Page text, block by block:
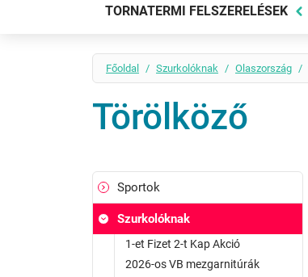
TORNATERMI FELSZERELÉSEK
Főoldal Szurkolóknak Olaszország
Törölköző
Sportok
Szurkolóknak
1-et Fizet 2-t Kap Akció
2026-os VB mezgarnitúrák